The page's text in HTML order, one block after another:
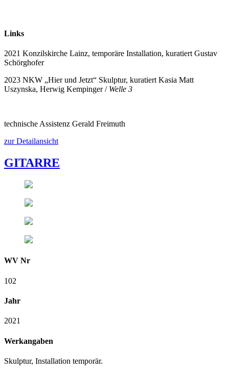
Links
2021 Konzilskirche Lainz, temporäre Installation, kuratiert Gustav
Schörghofer
2023 NKW „Hier und Jetzt“ Skulptur, kuratiert Kasia Matt
Uszynska, Herwig Kempinger / Welle 3
technische Assistenz Gerald Freimuth
zur Detailansicht
GITARRE
WV Nr
102
Jahr
2021
Werkangaben
Skulptur, Installation temporär.